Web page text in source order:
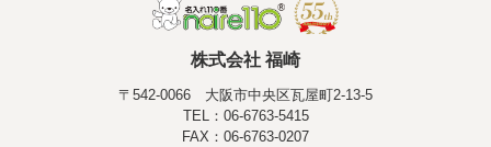
株式会社 福崎
〒542-0066 大阪市中央区瓦屋町2-13-5
TEL：06-6763-5415
FAX：06-6763-0207